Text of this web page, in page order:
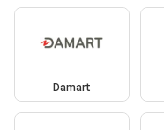
Damart